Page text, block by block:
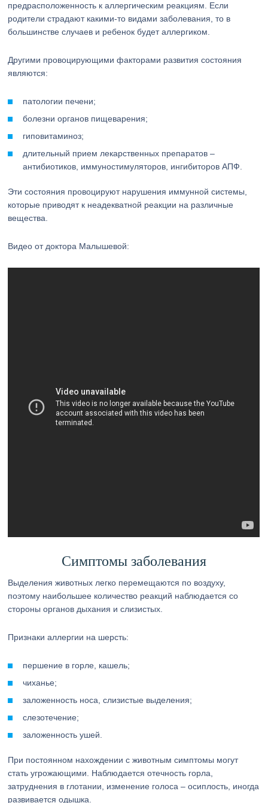
предрасположенность к аллергическим реакциям. Если
родители страдают какими-то видами заболевания, то в
большинстве случаев и ребенок будет аллергиком.
Другими провоцирующими факторами развития состояния
являются:
патологии печени;
болезни органов пищеварения;
гиповитаминоз;
длительный прием лекарственных препаратов –
антибиотиков, иммуностимуляторов, ингибиторов АПФ.
Эти состояния провоцируют нарушения иммунной системы,
которые приводят к неадекватной реакции на различные
вещества.
Видео от доктора Малышевой:
Симптомы заболевания
Выделения животных легко перемещаются по воздуху,
поэтому наибольшее количество реакций наблюдается со
стороны органов дыхания и слизистых.
Признаки аллергии на шерсть:
першение в горле, кашель;
чиханье;
заложенность носа, слизистые выделения;
слезотечение;
заложенность ушей.
При постоянном нахождении с животным симптомы могут
стать угрожающими. Наблюдается отечность горла,
затруднения в глотании, изменение голоса – осиплость, иногда
развивается одышка.